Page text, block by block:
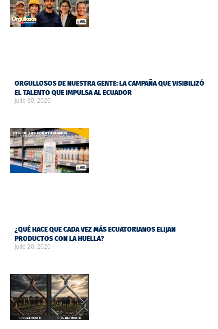
ORGULLOSOS DE NUESTRA GENTE: LA CAMPAÑA QUE VISIBILIZÓ
EL TALENTO QUE IMPULSA AL ECUADOR
julio 30, 2026
¿QUÉ HACE QUE CADA VEZ MÁS ECUATORIANOS ELIJAN
PRODUCTOS CON LA HUELLA?
julio 20, 2026